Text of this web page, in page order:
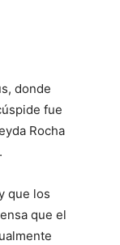
donde
fue
Rocha
que los
que el